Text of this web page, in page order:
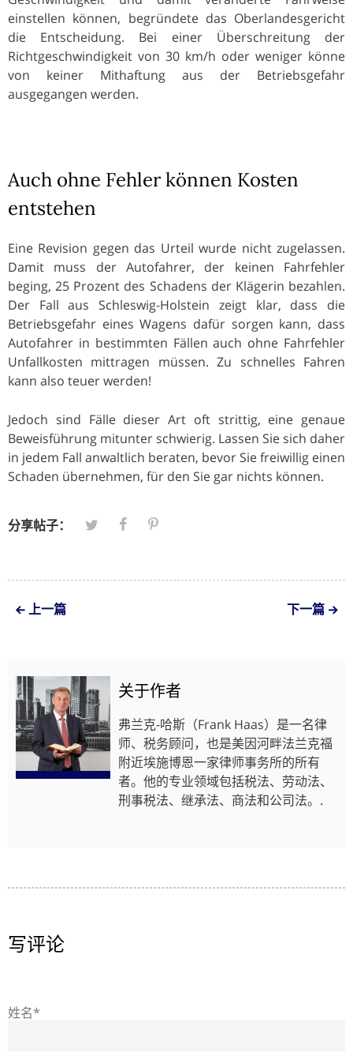
einstellen können, begründete das Oberlandesgericht
die Entscheidung. Bei einer Überschreitung der
Richtgeschwindigkeit von 30 km/h oder weniger könne
von keiner Mithaftung aus der Betriebsgefahr
ausgegangen werden.
Auch ohne Fehler können Kosten
entstehen
Eine Revision gegen das Urteil wurde nicht zugelassen.
Damit muss der Autofahrer, der keinen Fahrfehler
beging, 25 Prozent des Schadens der Klägerin bezahlen.
Der Fall aus Schleswig-Holstein zeigt klar, dass die
Betriebsgefahr eines Wagens dafür sorgen kann, dass
Autofahrer in bestimmten Fällen auch ohne Fahrfehler
Unfallkosten mittragen müssen. Zu schnelles Fahren
kann also teuer werden!
Jedoch sind Fälle dieser Art oft strittig, eine genaue
Beweisführung mitunter schwierig. Lassen Sie sich daher
in jedem Fall anwaltlich beraten, bevor Sie freiwillig einen
Schaden übernehmen, für den Sie gar nichts können.
分享帖子：
上一篇 下一篇
关于作者
弗兰克-哈斯（Frank Haas）是一名律
师、税务顾问，也是美因河畔法兰克福
附近埃施博恩一家律师事务所的所有
者。他的专业领域包括税法、劳动法、
刑事税法、继承法、商法和公司法。.
写评论
姓名*